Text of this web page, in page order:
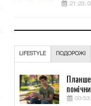
21:23,
LIFESTYLE ПОДОРОЖІ